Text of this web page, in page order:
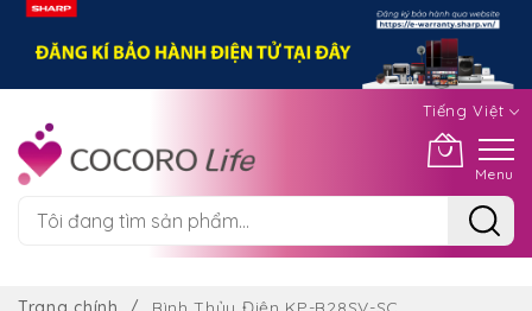
Tiếng Việt
Menu